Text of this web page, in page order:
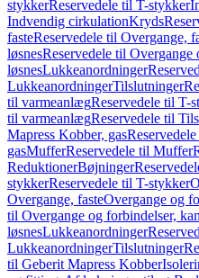
stykkerReservedele til T-stykker
Indvendig cirkulationKryds
fasteReservedele til Overgange,
løsnesReservedele til Overgange
løsnesLukkeanordninger
LukkeanordningerTilslutninger
til varmeanlægReservedele til T-
til varmeanlægReservedele til
Mapress Kobber, gas
gasMufferReservedele til Muffer
ReduktionerBøjninger
stykkerReservedele til T-stykker
Overgange, fasteOvergange og
til Overgange og forbindelser, kan
løsnesLukkeanordninger
LukkeanordningerTilslutninger
til Geberit Mapress Kobber